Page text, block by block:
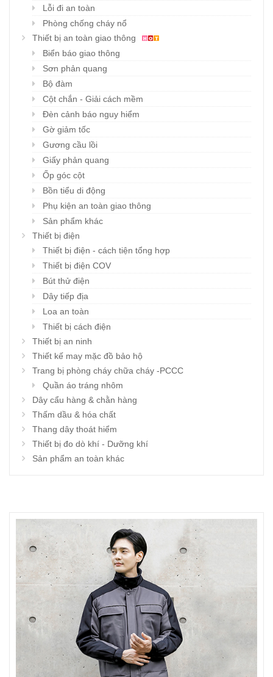
Lỗi đi an toàn
Phòng chống cháy nổ
Thiết bị an toàn giao thông
Biển báo giao thông
Sơn phản quang
Bộ đàm
Cột chắn - Giải cách mềm
Đèn cảnh báo nguy hiểm
Gờ giảm tốc
Gương cầu lồi
Giấy phản quang
Ốp góc cột
Bồn tiểu di động
Phụ kiện an toàn giao thông
Sản phẩm khác
Thiết bị điện
Thiết bị điện - cách tiện tổng hợp
Thiết bị điện COV
Bút thử điện
Dây tiếp địa
Loa an toàn
Thiết bị cách điện
Thiết bị an ninh
Thiết kế may mặc đồ bảo hộ
Trang bị phòng cháy chữa cháy -PCCC
Quần áo tráng nhôm
Dây cẩu hàng & chằn hàng
Thấm dầu & hóa chất
Thang dây thoát hiểm
Thiết bị đo dò khí - Dưỡng khí
Sản phẩm an toàn khác